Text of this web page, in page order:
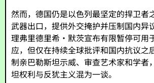
然而，德国仍是以色列最坚定的捍卫者
武器出口，提供外交掩护并压制国内异
理弗里德里希·默茨宣布有限暂停可用
应，但仅在持续全球批评和国内抗议之
制亲巴勒斯坦示威、审查艺术家和学者
坦权利与反犹主义混为一谈。